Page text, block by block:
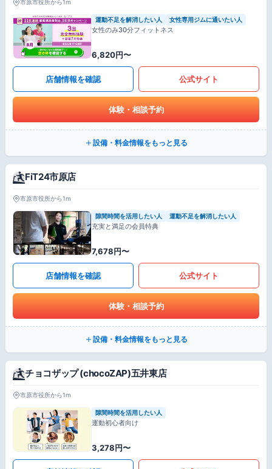
市原市役所から1m
運動不足を解消したい人 女性専用ジムに通いたい人
女性のみ30分フィットネス
6,820円〜
店舗情報を確認 公式サイト
体験・相談予約
設備・料金情報をもっと見る
FiT24市原店
市原市役所から1m
隙間時間を活用したい人 運動不足を解消したい人
充実と満足の会員特典
7,678円〜
店舗情報を確認 公式サイト
体験・相談予約
設備・料金情報をもっと見る
チョコザップ (chocoZAP)五井東店
市原市役所から1m
隙間時間を活用したい人
運動初心者向け
3,278円〜